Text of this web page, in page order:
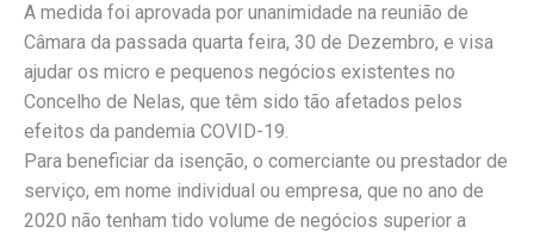
A medida foi aprovada por unanimidade na reunião de
Câmara da passada quarta feira, 30 de Dezembro, e visa
ajudar os micro e pequenos negócios existentes no
Concelho de Nelas, que têm sido tão afetados pelos
efeitos da pandemia COVID-19.
Para beneficiar da isenção, o comerciante ou prestador de
serviço, em nome individual ou empresa, que no ano de
2020 não tenham tido volume de negócios superior a